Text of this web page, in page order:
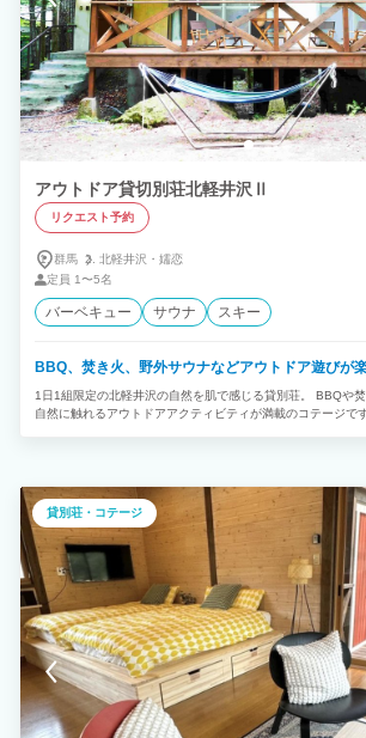
制作しました。 絹産業遺産群ならではの空間で上質な眠り
箱】 感覚をひらく「ひらき箱」 内外の境界がずれた空間で
く非日常体験。 荒船の黒泥色の岩、下仁田ジオパークの地層
材から切り出した丸太チェア、荒船の植生を取り入れた観葉
たようなサンルームを体験することができます。 ワーケーシ
その他、新たな自分と向き合う瞬間をお過ごしください。
心を空にする「無心庵」 荒船の湧水と風穴の冷気を感じなが
体験。 地元の鏑（かぶら）材を使用した「サウナ小屋」 ハ
ロウリュ可能。絹産業にちなんだアロマ（絹セリシン、桑の
左官壁。 荒船高原の湧水（軟水）かけ流しの「水風呂」 夏
ル：10℃以下の水風呂のこと。）、積雪の多い地域でも１年
ここまでの低温は荒船風穴ならではの貴重な水源です。 荒船
気浴」 世界遺産荒船風穴に見守られながら、限界集落のあ
完全に無心になり、ととのえます。 自然音（木々のささめき
呼吸）で既に十分ですが、シンギングボールも用意していま
お楽しみいただけます。 オプション注文で薪を事前に購入い
ブのサウナをお楽しみいただくことができます。シャワー・
ご用意しております。 ・ミラーフィット（ライブレッスン、
級機種の「あんま王Ⅳ」 ・各種器具（ヨガマット、シンギン
器具） ・関連書籍
アウトドア貸切別荘北軽井沢Ⅱ
リクエスト予約
群馬 北軽井沢・ 嬬恋
定員 1〜5名
バーベキュー サウナ スキー
BBQ、焚き火、野外サウナなどアウトドア遊びが
1日1組限定の北軽井沢の自然を肌で感じる貸別荘。 BBQや
自然に触れるアウトドアアクティビティが満載のコテージです
貸別荘・コテージ